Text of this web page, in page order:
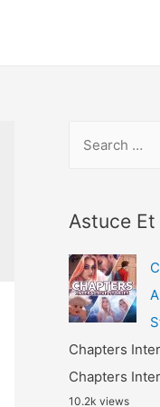
r
h
f
o
r
:
Astuce Et
Chapters
Chapters
10.2k views